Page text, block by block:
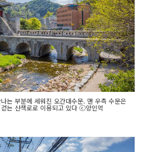
는 부분에 세워진 오간대수문. 맨 우측 수문은
는 산책로로 이용되고 있다 ⓒ양인억